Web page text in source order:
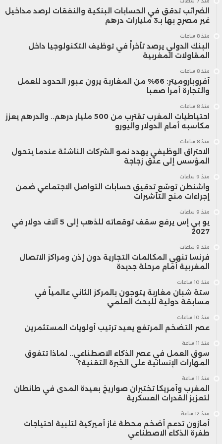
أما المستثمرون الأجانب، فقد حافظوا على
حضور مستقر في حدود 5 في المائة من
حجم المعاملات، في حين بلغت حصة
الرسملة المملوكة للأجانب والمغاربة
واضح على الاستثمارات ذات الطابع
الاستراتيجي طويل الأمد.
وفي ما يتعلق بسوق الدين الخاص، كشف
التقرير عن ارتفاع التمويلات المعبأة إلى 134
المائة، ما يعكس توسعاً في الاعتماد على
أدوات التمويل البديلة.
وتصدرت سندات الدين القابلة للتداول قائمة
أدوات التمويل بحجم 66 مليار درهم، أي ما
مليار درهم، ثم صناديق التسنيد التي جمعت
حوالي 16 مليار درهم.
كما سجلت السنة نفسها أول تجربة تمويل
الضرائب تدقق في الحسابات البنكية والنفقات لرصد مداخيل
غير مصرح بها بـ3 مليارات درهم
منذ 8 ساعات
البنك الدولي يرصد تأخراً في توظيف التكنولوجيا داخل
المقاولات المغربية
منذ 8 ساعات
أفروباروميتر: 66% من المغاربة يرون عبور الحدود للعمل
والتجارة أمراً صعباً
منذ 8 ساعات
احتياطيات المغرب تقترب من 500 مليار درهم.. والدرهم يعزز
مكاسبه أمام الدولار واليورو
منذ 8 ساعات
الاحتراق الوظيفي يهدد نمو الشركات الناشئة عندما يتحول
المؤسس إلى عنق زجاجة
منذ 9 ساعات
واشنطن توسّع تدقيق حسابات التواصل الاجتماعي ضمن
إجراءات منح التأشيرات
منذ 9 ساعات
يو بي إس يرفع سقف توقعاته للذهب إلى 5 آلاف دولار في
2027
منذ 9 ساعات
فرنسا تنهي المكالمات التجارية دون إذن ومراكز الاتصال
المغربية أمام مرحلة جديدة
منذ 10 ساعات
ستة شبان مغاربة يتوجون بالمركز الثاني عالمياً في
مسابقة دولية للبحث العلمي
منذ 10 ساعات
عصر التضخم المرتفع يعيد ترتيب أولويات المستثمرين
منذ 11 ساعة
سوق العمل في عصر الذكاء الاصطناعي.. لماذا تتفوق
المهارات الإنسانية على الخبرة التقنية؟
منذ 11 ساعة
المغرب وأمريكا تختبران صواريخ بعيدة المدى في طانطان
لتعزيز القدرات العسكرية
منذ 12 ساعة
أمازون تدعم أضخم محطة غاز أميركية لتلبية احتياجات
طفرة الذكاء الاصطناعي